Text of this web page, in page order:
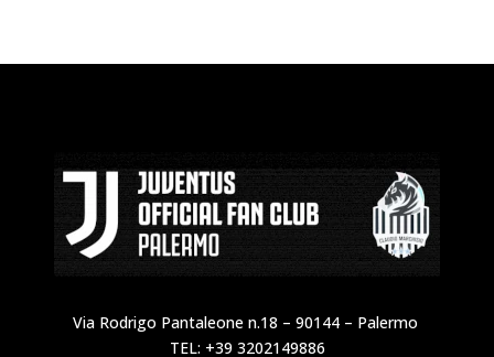
Via Rodrigo Pantaleone n.18 – 90144 – Palermo
TEL: +39 3202149886